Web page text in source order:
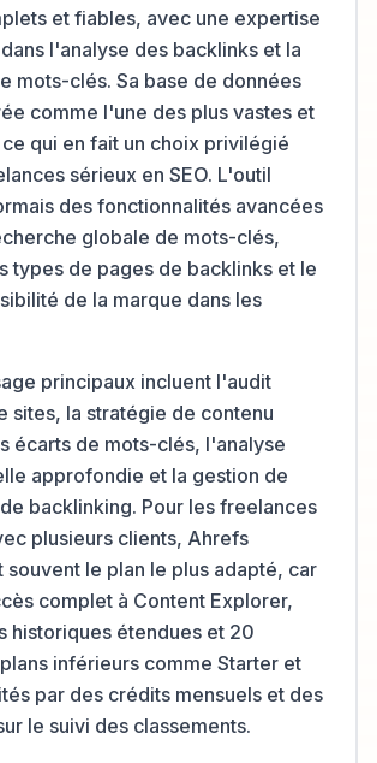
et fiables, avec une expertise
l'analyse des backlinks et la
mots-clés. Sa base de données
comme l'une des plus vastes et
qui en fait un choix privilégié
sérieux en SEO. L'outil
des fonctionnalités avancées
globale de mots-clés,
types de pages de backlinks et le
de la marque dans les
principaux incluent l'audit
sites, la stratégie de contenu
écarts de mots-clés, l'analyse
approfondie et la gestion de
backlinking. Pour les freelances
plusieurs clients, Ahrefs
souvent le plan le plus adapté, car
complet à Content Explorer,
historiques étendues et 20
inférieurs comme Starter et
par des crédits mensuels et des
le suivi des classements.